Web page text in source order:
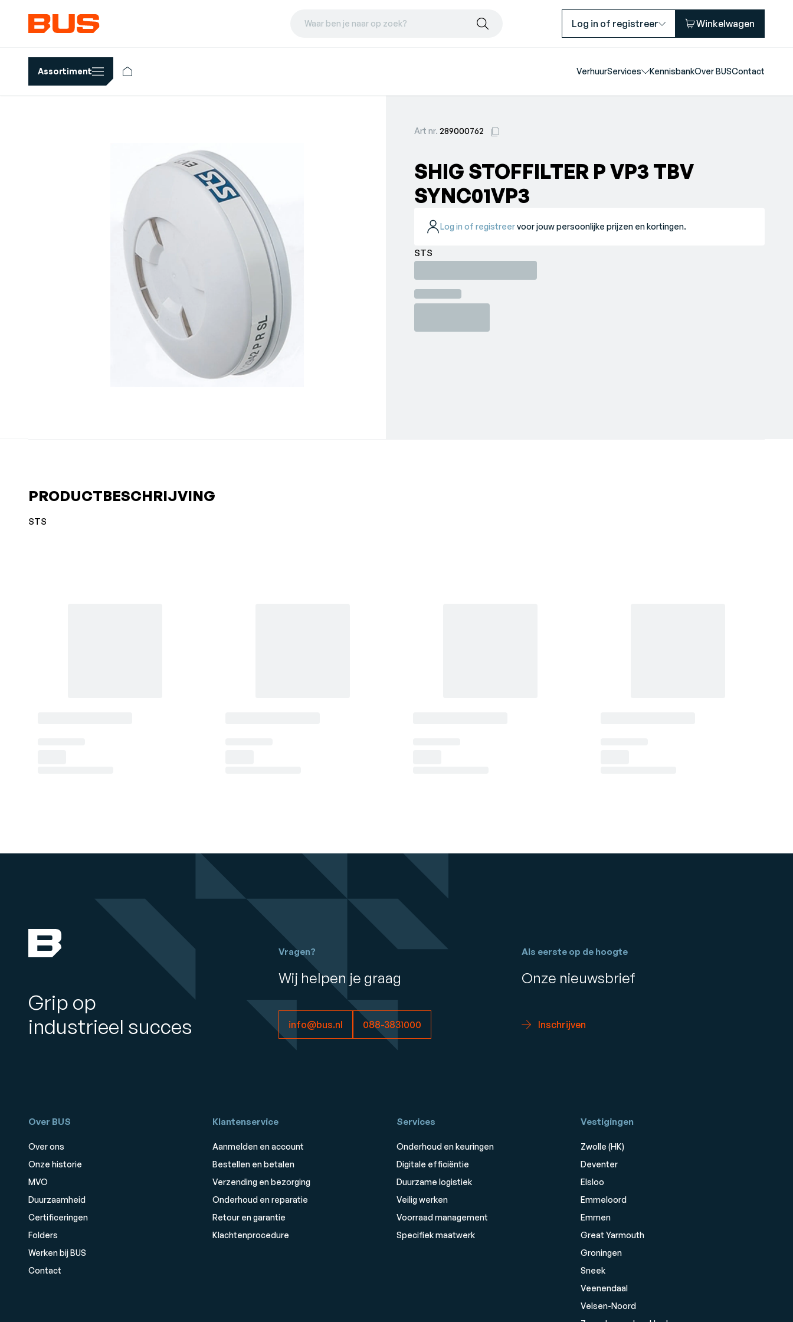
Waar ben je naar op zoek? Log in of registreer Winkelwagen
Assortiment VerhuurServices KennisbankOver BUSContact
Art nr.289000762
SHIG STOFFILTER P VP3 TBV
SYNC01VP3
Log in of registreervoor jouw persoonlijke prijzen en kortingen.
STS
PRODUCTBESCHRIJVING
STS
Grip op
industrieel succes
Vragen?
Wij helpen je graag
info@bus.nl 088-3831000
Als eerste op de hoogte
Onze nieuwsbrief
Inschrijven
Over BUS
Over ons
Onze historie
MVO
Duurzaamheid
Certificeringen
Folders
Werken bij BUS
Contact
Klantenservice
Aanmelden en account
Bestellen en betalen
Verzending en bezorging
Onderhoud en reparatie
Retour en garantie
Klachtenprocedure
Services
Onderhoud en keuringen
Digitale efficiëntie
Duurzame logistiek
Veilig werken
Voorraad management
Specifiek maatwerk
Vestigingen
Zwolle (HK)
Deventer
Elsloo
Emmeloord
Emmen
Great Yarmouth
Groningen
Sneek
Veenendaal
Velsen-Noord